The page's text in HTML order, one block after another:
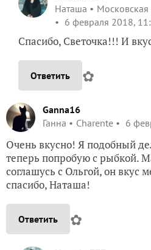
Наташа
Московская
6 февраля 2018,
Спасибо, Светочка!!! И
Ответить ✿
Ganna16
Ганна
Charente 6
Очень вкусно! Я подобный
теперь попробую с рыбкой.
соглашусь с Ольгой, он вкус
спасибо, Наташа!
Ответить ✿